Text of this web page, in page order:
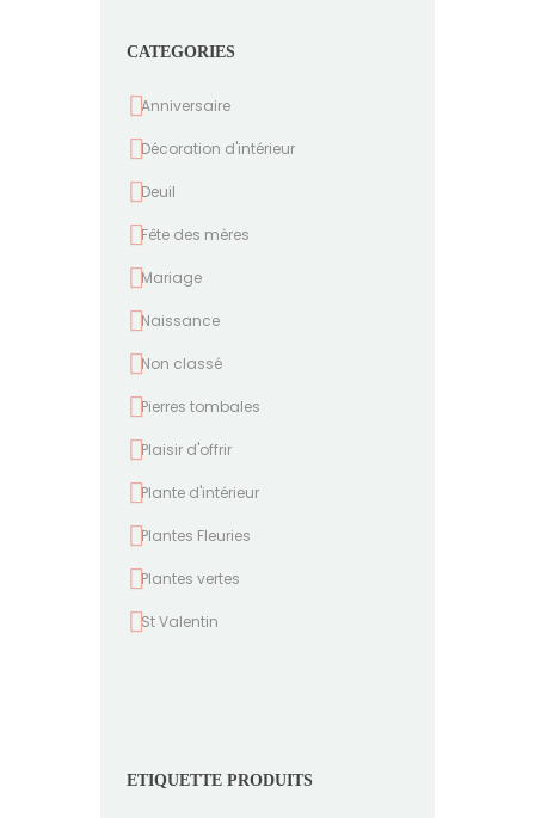
CATEGORIES
Anniversaire
Décoration d'intérieur
Deuil
Fête des mères
Mariage
Naissance
Non classé
Pierres tombales
Plaisir d'offrir
Plante d'intérieur
Plantes Fleuries
Plantes vertes
St Valentin
ETIQUETTE PRODUITS